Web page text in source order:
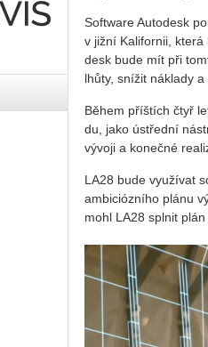
Soft­ware Au­to­de­sk
v jižní Ka­li­for­nii,
de­sk bude mít při
lhůty, sní­žit ná­kla­dy
Během příš­tích čtyř
du, jako ústřed­ní
vý­vo­ji a ko­neč­né
LA28 bude vy­u­ží­vat
am­bi­ciózního plánu
mohl LA28 spl­nit